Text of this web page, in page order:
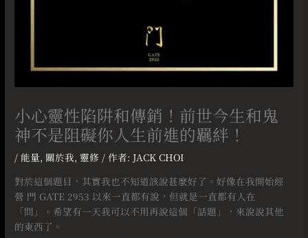
小心靈性陷阱和傳銷！前世今生和鬼
神不是阻礙你人生前進的羈絆！
/ 能量, 關於我,靈修 / 作者: JACK CHOI
對於這個題目，其實我也不知道該說甚麼好了。好像在我開始經
營 門 GATE 2953 以來一直都有說，但就是一直都有人在
「問」。希望有一天我可以不用再說這個「話題」，來說說其他
的東西了。⠀